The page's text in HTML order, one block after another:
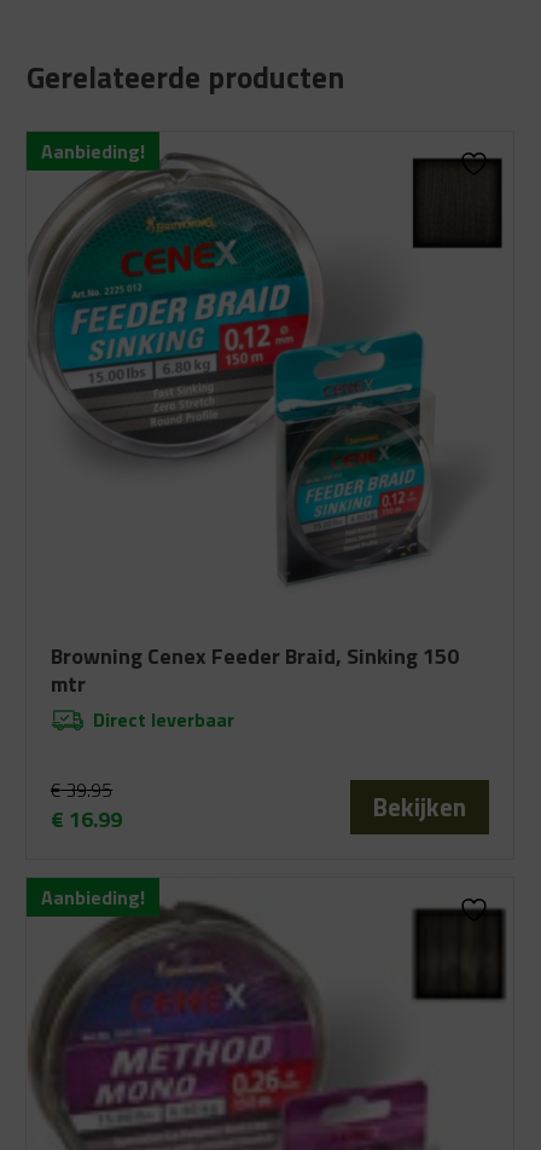
Gerelateerde producten
Browning Cenex Feeder Braid, Sinking 150
mtr
Direct leverbaar
€39.95
prijs
was:
€ 39.95.
€ 16.99
prijs
is:
€ 16.99.
Aanbieding!
Bekijken
Aanbieding!